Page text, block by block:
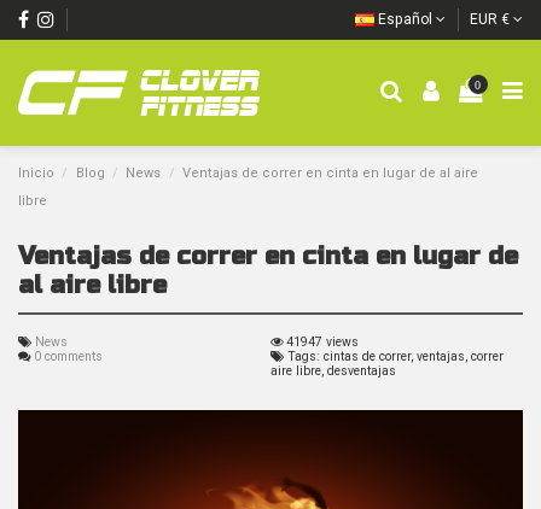
Español EUR €
0
Inicio Blog News
Ventajas de correr en cinta en lugar de al aire
libre
Ventajas de correr en cinta en lugar de
al aire libre
News
41947 views
0 comments
Tags: cintas de correr, ventajas, correr
aire libre, desventajas